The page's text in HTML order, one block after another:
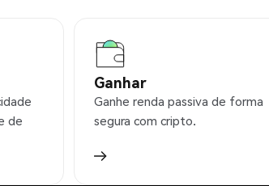
de
Ganhar
Ganhe renda passiva de forma
segura com cripto.